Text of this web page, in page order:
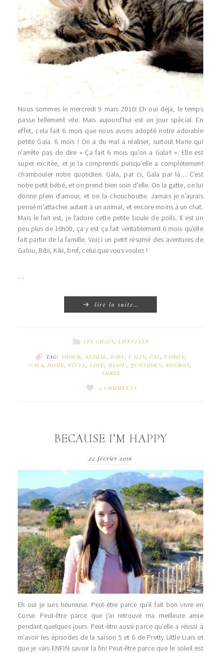
Nous sommes le mercredi 9 mars 2016! Eh oui déjà, le temps
passe tellement vite. Mais aujourd’hui est un jour spécial. En
effet, cela fait 6 mois que nous avons adopté notre adorable
petite Gala. 6 mois ! On a du mal à réaliser, surtout Marie qui
n’arrête pas de dire « Ça fait 6 mois qu’on a Gala!! ». Elle est
super excitée, et je la comprends puisqu’elle a complètement
chambouler notre quotidien. Gala, par ci, Gala par là… C’est
notre petit bébé, et on prend bien soin d’elle. On la gatte, on lui
donne plein d’amour, et on la chouchoutte. Jamais je n’aurais
pensé m’attacher autant à un animal, et encore moins à un chat.
Mais le fait est, je l’adore cette petite boule de poils. Il est un
peu plus de 16h00, ça y est ça fait véritablement 6 mois qu’elle
fait partie de la famille. Voici un petit résumé des aventures de
Galou, Bibi, Kiki, bref, celui que vous voulez !
…
lire la suite…
LES CHATS LIFESTYLE
TAG: AMOUR ANIMAL BABY, CALIN, CAT, FAMILY,
GALA
HOME KITTY LOVE MIAOU QUOTIDIEN, RONRON,
THREE
3 COMMENTS
BECAUSE I’M HAPPY
22 février 2016
Eh oui je suis heureuse. Peut-être parce qu’il fait bon vivre en
Corse. Peut-être parce que j’ai retrouvé ma meilleure amie
pendant quelques jours. Peut-être aussi parce qu’elle a réussi à
m’avoir les épisodes de la saison 5 et 6 de Pretty Little Liars et
que je vais ENFIN savoir la fin! Peut-être parce que le soleil est